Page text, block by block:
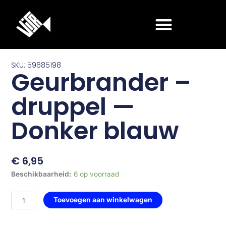
SKU: 59685198
Geurbrander –
druppel —
Donker blauw
€ 6,95
Beschikbaarheid: 6 op voorraad
Geurbrander
Toevoegen aan winkelwagen